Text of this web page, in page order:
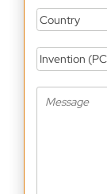
Country
Invention